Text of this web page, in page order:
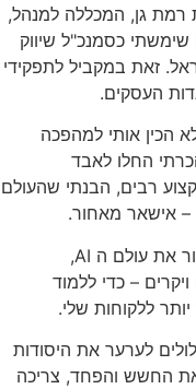
גן, המכללה למנהל,
כסמנכ"ל שיווק
זאת במקביל לתפקידי
העסקים.
הכין אותי למהפכה
החלו לאבד
רבים, הבנתי שהעולם
אישאר מאחור.
בשנתיים האחרונות לקחתי על עצמי לחקור את עולם ה AI,
– כדי ללמוד
ללקוחות שלי.
לערער את היסודות
החשש והפחד, צריכה